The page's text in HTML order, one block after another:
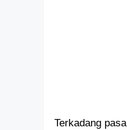
Terkadang